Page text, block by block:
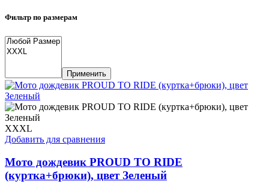
Фильтр по размерам
Применить
XXXL
Добавить для сравнения
Мото дождевик PROUD TO RIDE
(куртка+брюки), цвет Зеленый